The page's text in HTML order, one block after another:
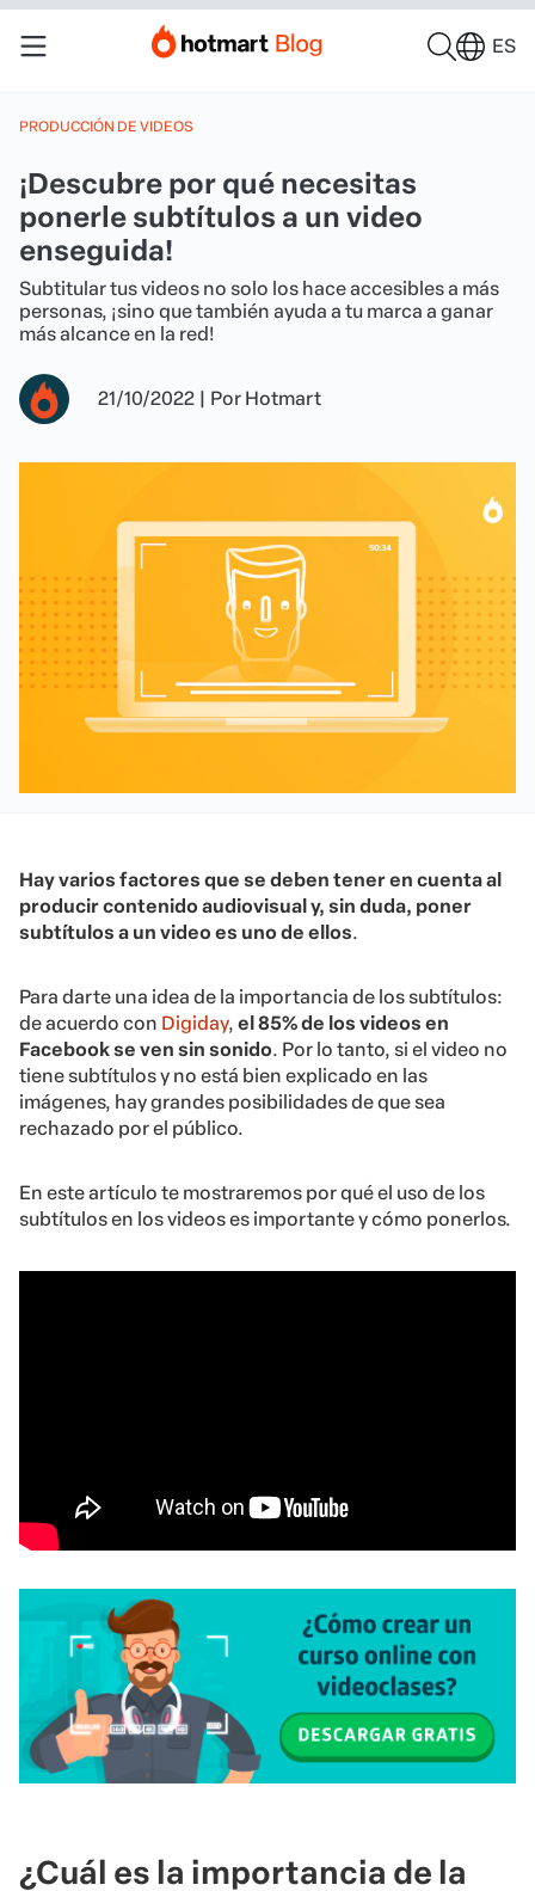
ES
PRODUCCIÓN DE VIDEOS
¡Descubre por qué necesitas
ponerle subtítulos a un video
enseguida!
Subtitular tus videos no solo los hace accesibles a más
personas, ¡sino que también ayuda a tu marca a ganar
más alcance en la red!
21/10/2022 | Por Hotmart
Hay varios factores que se deben tener en cuenta al
producir contenido audiovisual y, sin duda, poner
subtítulos a un video es uno de ellos.
Para darte una idea de la importancia de los subtítulos:
de acuerdo con Digiday, el 85%de los videos en
Facebook se ven sin sonido. Por lo tanto, si el video no
tiene subtítulos y no está bien explicado en las
imágenes, hay grandes posibilidades de que sea
rechazado por el público.
En este artículo te mostraremos por qué el uso de los
subtítulos en los videos es importante y cómo ponerlos.
¿Cuál es la importancia de la